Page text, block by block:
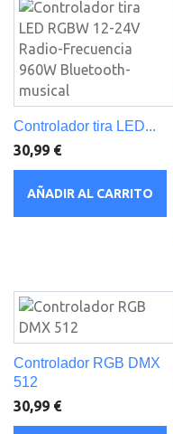
Controlador tira LED...
30,99 €
AÑADIR AL CARRITO
Controlador RGB DMX
512
30,99 €